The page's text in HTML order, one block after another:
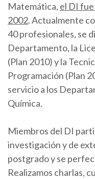
Matemática, el DI
2002. Actualmente
40 profesionales, se
Departamento, la
(Plan 2010) y la
Programación (Plan
servicio a los
Química.
Miembros del DI
investigación y de
postgrado y se
Realizamos charlas,